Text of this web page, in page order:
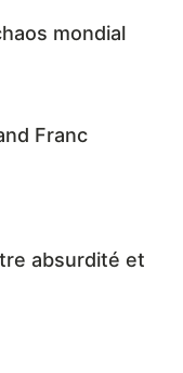
mondial
Franc
absurdité et